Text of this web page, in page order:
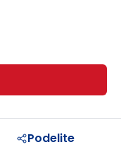
Podelite